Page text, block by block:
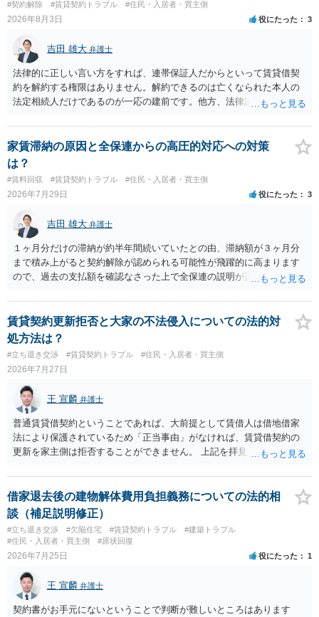
#契約解除 #賃貸契約トラブル #住民・入居者・買主側
2026年8月3日 役にたった 3
吉田 雄大 弁護士
法律的に正しい言い方をすれば、連帯保証人だからといって賃貸借契
約を解約する権限はありません。解約できるのは亡くなられた本人の
法定相続人だけであるのが一応の建前です。他方、法律論はさてお
する動機づけがなくなります。 今回進められつつある手続はあくまで
も、建物を賃貸人に一日も早く明け渡すための便宜的方法として理解
するのが良いと思います。またその方法で進めた方が、連帯保証人で
あるお知り合いさんにとっても、自身の経済的負担を最小限に食い止
められるため望ましいやり方だといえます。
家賃滞納の原因と全保連からの高圧的対応への対策
は？
#賃料回収 #賃貸契約トラブル #住民・入居者・買主側
2026年7月29日 役にたった 3
吉田 雄大 弁護士
１ヶ月分だけの滞納が約半年間続いていたとの由、滞納額が３ヶ月分
まで積み上がると契約解除が認められる可能性が飛躍的に高まります
ので、過去の支払額を確認なさった上で全保連の説明が正しければ、
た理由は気になるところですが、中身のある返答は期待できないと思
います。
賃貸契約更新拒否と大家の不法侵入についての法的対
処方法は？
#立ち退き交渉 #賃貸契約トラブル #住民・入居者・買主側
2026年7月27日
王 宣麟 弁護士
普通賃貸借契約ということであれば、大前提として賃借人は借地借家
法により保護されているため「正当事由」がなければ、賃貸借契約の
更新を家主側は拒否することができません。 上記を拝見する限り、通
定期確認させてもらないこと」が直ちに正当事由に当たるとは思えま
せんので、更新拒絶を拒否される方向性でよろしいかと存じます。 そ
の交渉の中で、一定の金銭をもらえれば退去には応じる旨交渉をして
みるのはいかがでしょうか。 過去に賃借人の許可なく無断で賃貸人が
入室する行為自体は不法行為となり、また刑事的にも住居侵入罪が成
立する可能性がありますので、これを理由に一定の金銭賠償を求める
借家退去後の建物解体費用負担義務についての法的相
談（補足説明修正）
#立ち退き交渉 #欠陥住宅 #賃貸契約トラブル
#建築トラブル
#住民・入居者・買主側
#原状回復
2026年7月25日 役にたった 1
王 宣麟 弁護士
契約書がお手元にないということで判断が難しいところはあります